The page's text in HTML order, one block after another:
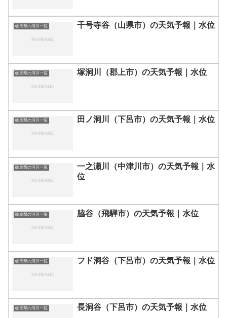
岐阜県の河川一覧 千号寺谷（山県市）の天気予報｜水位
岐阜県の河川一覧 塚洞川（郡上市）の天気予報｜水位
岐阜県の河川一覧 田ノ洞川（下呂市）の天気予報｜水位
岐阜県の河川一覧
一之瀬川（中津川市）の天気予報｜水
位
岐阜県の河川一覧 脇谷（飛騨市）の天気予報｜水位
岐阜県の河川一覧 フド洞谷（下呂市）の天気予報｜水位
岐阜県の河川一覧 長洞谷（下呂市）の天気予報｜水位